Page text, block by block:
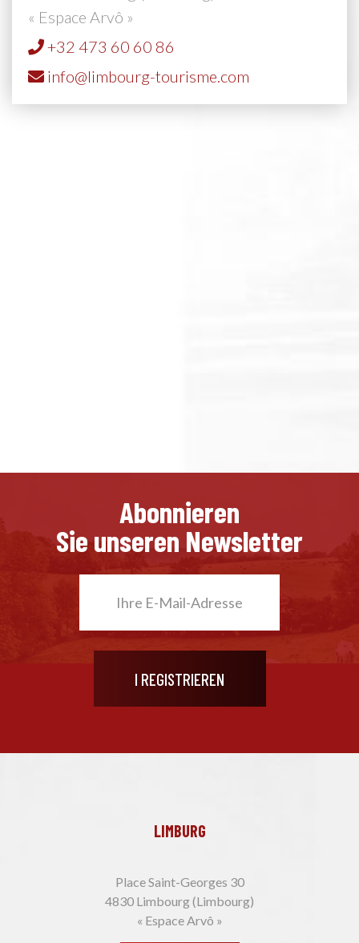
« Espace Arvô »
+32 473 60 60 86
info@limbourg-tourisme.com
Abonnieren
Sie unseren Newsletter
LIMBURG
Place Saint-Georges 30
4830 Limbourg (Limbourg)
« Espace Arvô »